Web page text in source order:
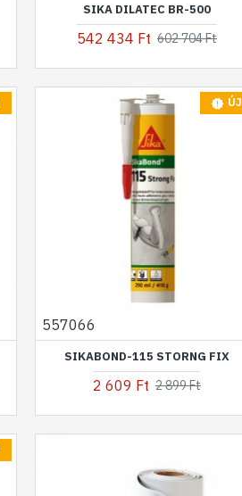
SIKA DILATEC BR-500
542 434 Ft 602 704 Ft
ÚJ
557066
SIKABOND-115 STORNG FIX
2 609 Ft 2 899 Ft